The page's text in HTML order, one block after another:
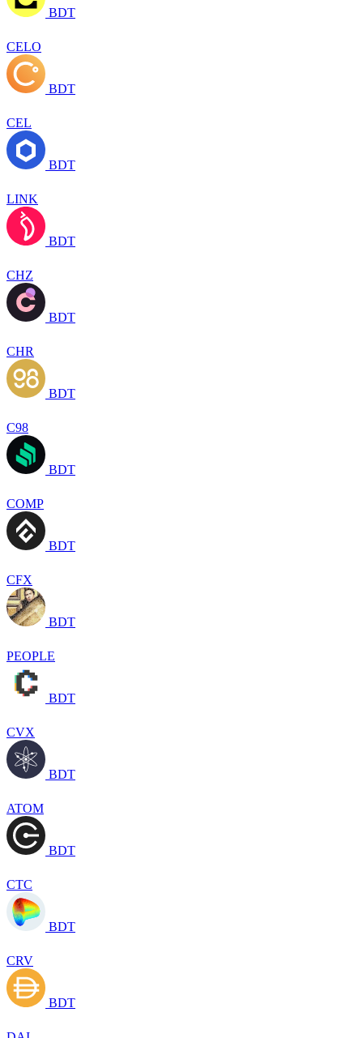
BDT
CELO
BDT
CEL
BDT
LINK
BDT
CHZ
BDT
CHR
BDT
C98
BDT
COMP
BDT
CFX
BDT
PEOPLE
BDT
CVX
BDT
ATOM
BDT
CTC
BDT
CRV
BDT